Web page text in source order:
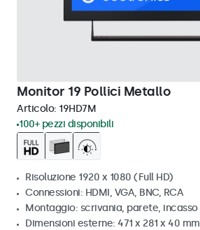
Monitor 19 Pollici Metallo
Articolo: 19HD7M
100+ pezzi disponibili
Risoluzione 1920 x 1080 (Full HD)
Connessioni: HDMI, VGA, BNC, RCA
Montaggio: scrivania, parete, incasso
Dimensioni esterne: 471 x 281 x 40 mm